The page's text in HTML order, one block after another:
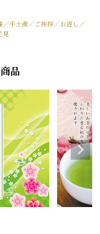
手土産／ご挨拶／お返し／
見
品